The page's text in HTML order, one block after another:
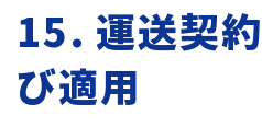
15. 運送契
び適用